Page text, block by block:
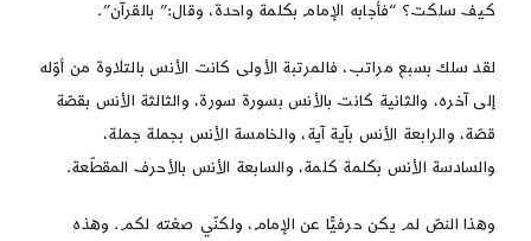
كيف سلكت؟ “فأجابه الإمام بكلمة واحدة، وقال:” بالقرآن”.
لقد سلك بسبع مراتب، فالمرتبة الأولى كانت الأنس بالتلاوة من أوّله
إلى آخره، والثانية كانت بالأنس بسورة سورة، والثالثة الأنس بقصّة
قصّة، والرابعة الأنس بآية آية، والخامسة الأنس بجملة جملة،
والسادسة الأنس بكلمة كلمة، والسابعة الأنس بالأحرف المقطّعة.
وهذا النصّ لم يكن حرفيًّا عن الإمام، ولكنّي صغته لكم. وهذه